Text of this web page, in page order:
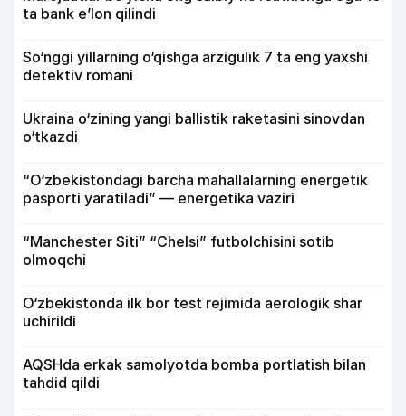
ta bank e’lon qilindi
So‘nggi yillarning o‘qishga arzigulik 7 ta eng yaxshi
detektiv romani
Ukraina o‘zining yangi ballistik raketasini sinovdan
o‘tkazdi
“O‘zbekistondagi barcha mahallalarning energetik
pasporti yaratiladi” — energetika vaziri
“Manchester Siti” “Chelsi” futbolchisini sotib
olmoqchi
O‘zbekistonda ilk bor test rejimida aerologik shar
uchirildi
AQSHda erkak samolyotda bomba portlatish bilan
tahdid qildi